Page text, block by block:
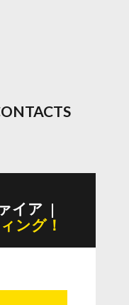
イア
ング！